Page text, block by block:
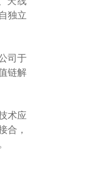
独立
司于
链解
术应
合，